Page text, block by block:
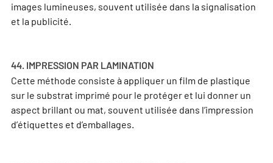
images lumineuses, souvent utilisée dans la signalisation
et la publicité.
44. IMPRESSION PAR LAMINATION
Cette méthode consiste à appliquer un film de plastique
sur le substrat imprimé pour le protéger et lui donner un
aspect brillant ou mat, souvent utilisée dans l’impression
d’étiquettes et d’emballages.